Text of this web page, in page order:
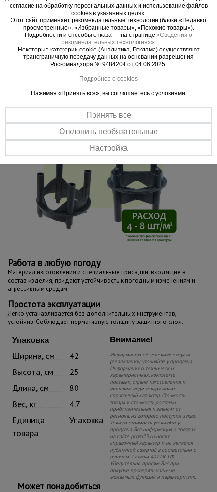
эффективная работа
Адаптивная конструкция
Специальная форма дает возможность подобрать необходимый
защитный слой простым поворотом фиксатора, а также
наращивать его высоту.
Легкий монтаж
Установка возможна на любой поверхности. При установке на
мягкий грунт или теплоизоляционные материалы необходимо
использовать подставку под фиксатор.
Работа в любую погоду
Материал изготовления и специальные присадки, входящие в
состав изделия, придают устойчивость к погодным изменениям и
агрессивным средам.
Простота эксплуатации
Легко устанавливается без дополнительных инструментов,
устойчив. Соблюдает нормативную толщину защитного слоя.
Упаковка
Ширина, см
42
Высота, см
25
Длина, см
80
Вес, кг
4.7
Единица
товара
Упаковка
Внимание!
Информацию об условиях отпуска
(реализации) уточняйте у продавца.
Информация о технических
характеристиках, комплекте
поставки, стране изготовления и
внешнем виде товара носит
справочный характер. Стоимость
товара и стоимость доставки
приблизительная и зависит от
региона, из которого поступил заказ.
Точную стоимость уточняйте у
продавца. Вся информация о товарах
на сайте prom23.ru носит
справочный характер и не является
публичной офертой в соответствии с
пунктом 2 статьи 437 ГК РФ.
Убедительно просим Вас при
покупке проверять наличие
желаемых функций и характеристик.
Может понадобиться
согласие на обработку персональных данных и использование файлов
cookies в указанных целях.
Этот сайт применяет рекомендательные технологии (блоки «Недавно
просмотренные», «Избранные товары», «Похожие товары»).
Подробности и способы отказа — на странице «Сведения о
рекомендательных технологиях».
Некоторые категории cookie (Аналитика, Реклама) осуществляют
трансграничную передачу данных на основании разрешения
Роскомнадзора № 9484204 от 04.06.2025.
Подробнее о cookies
Нажимая «Принять все», вы соглашаетесь с условиями.
Принять все
Отклонить необязательные
Настройка